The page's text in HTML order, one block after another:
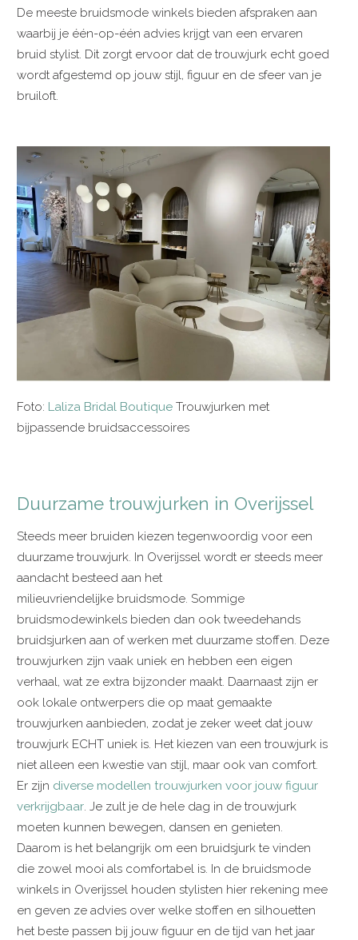
De meeste bruidsmode winkels bieden afspraken aan
waarbij je één-op-één advies krijgt van een ervaren
bruid stylist. Dit zorgt ervoor dat de trouwjurk echt goed
wordt afgestemd op jouw stijl, figuur en de sfeer van je
bruiloft.
Foto: Laliza Bridal Boutique Trouwjurken met
bijpassende bruidsaccessoires
Duurzame trouwjurken in Overijssel
Steeds meer bruiden kiezen tegenwoordig voor een
duurzame trouwjurk. In Overijssel wordt er steeds meer
aandacht besteed aan het
milieuvriendelijke bruidsmode. Sommige
bruidsmodewinkels bieden dan ook tweedehands
bruidsjurken aan of werken met duurzame stoffen. Deze
trouwjurken zijn vaak uniek en hebben een eigen
verhaal, wat ze extra bijzonder maakt. Daarnaast zijn er
ook lokale ontwerpers die op maat gemaakte
trouwjurken aanbieden, zodat je zeker weet dat jouw
trouwjurk ECHT uniek is. Het kiezen van een trouwjurk is
niet alleen een kwestie van stijl, maar ook van comfort.
Er zijn diverse modellen trouwjurken voor jouw figuur
verkrijgbaar. Je zult je de hele dag in de trouwjurk
moeten kunnen bewegen, dansen en genieten.
Daarom is het belangrijk om een bruidsjurk te vinden
die zowel mooi als comfortabel is. In de bruidsmode
winkels in Overijssel houden stylisten hier rekening mee
en geven ze advies over welke stoffen en silhouetten
het beste passen bij jouw figuur en de tijd van het jaar